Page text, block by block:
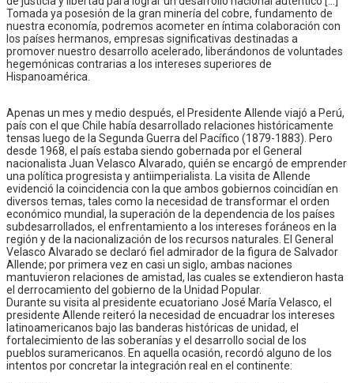
Tomada ya posesión de la gran minería del cobre, fundamento de
nuestra economía, podremos acometer en íntima colaboración con
los países hermanos, empresas significativas destinadas a
promover nuestro desarrollo acelerado, liberándonos de voluntades
hegemónicas contrarias a los intereses superiores de
Hispanoamérica.
Apenas un mes y medio después, el Presidente Allende viajó a Perú,
país con el que Chile había desarrollado relaciones históricamente
tensas luego de la Segunda Guerra del Pacífico (1879-1883). Pero
desde 1968, el país estaba siendo gobernada por el General
nacionalista Juan Velasco Alvarado, quién se encargó de emprender
una política progresista y antiimperialista. La visita de Allende
evidenció la coincidencia con la que ambos gobiernos coincidían en
diversos temas, tales como la necesidad de transformar el orden
económico mundial, la superación de la dependencia de los países
subdesarrollados, el enfrentamiento a los intereses foráneos en la
región y de la nacionalización de los recursos naturales. El General
Velasco Alvarado se declaró fiel admirador de la figura de Salvador
Allende; por primera vez en casi un siglo, ambas naciones
mantuvieron relaciones de amistad, las cuales se extendieron hasta
el derrocamiento del gobierno de la Unidad Popular.
Durante su visita al presidente ecuatoriano José María Velasco, el
presidente Allende reiteró la necesidad de encuadrar los intereses
latinoamericanos bajo las banderas históricas de unidad, el
fortalecimiento de las soberanías y el desarrollo social de los
pueblos suramericanos. En aquella ocasión, recordó alguno de los
intentos por concretar la integración real en el continente: